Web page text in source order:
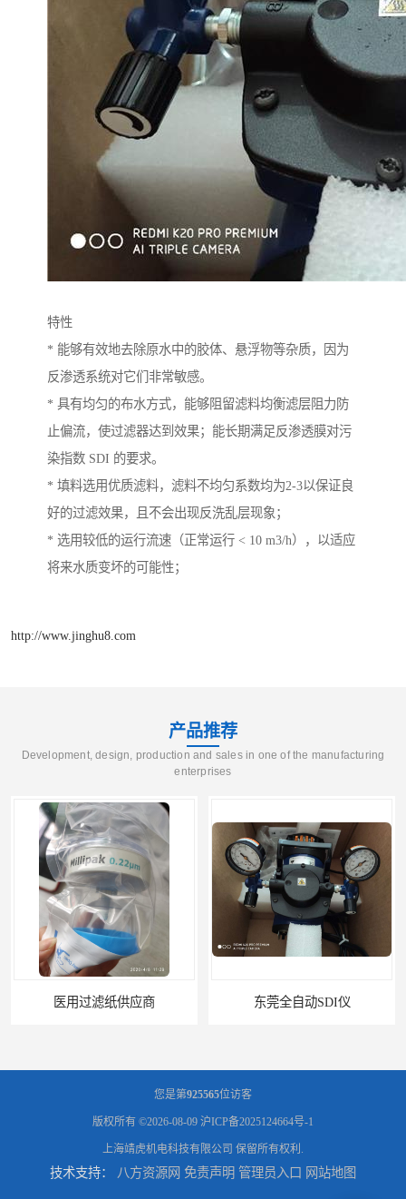
特性
* 能够有效地去除原水中的胶体、悬浮物等杂质，因为
反渗透系统对它们非常敏感。
* 具有均匀的布水方式，能够阻留滤料均衡滤层阻力防
止偏流，使过滤器达到效果；能长期满足反渗透膜对污
染指数 SDI 的要求。
* 填料选用优质滤料，滤料不均匀系数均为2-3以保证良
好的过滤效果，且不会出现反洗乱层现象；
* 选用较低的运行流速（正常运行 < 10 m3/h），以适应
将来水质变坏的可能性；
http://www.jinghu8.com
产品推荐
Development, design, production and sales in one of the manufacturing
enterprises
用过滤纸供应商 东莞全自动SDI仪
您是第925565位访客
版权所有 ©2026-08-09 沪ICP备2025124664号-1
上海靖虎机电科技有限公司 保留所有权利.
技术支持： 八方资源网 免责声明 管理员入口 网站地图